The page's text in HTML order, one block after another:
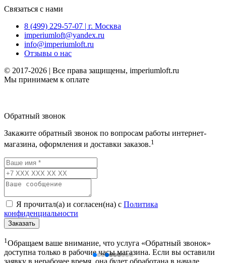
Связаться с нами
8 (499) 229-57-07 | г. Москва
imperiumloft@yandex.ru
info@imperiumloft.ru
Отзывы о нас
© 2017-2026 | Все права защищены, imperiumloft.ru
Мы принимаем к оплате
Обратный звонок
Закажите обратный звонок по вопросам работы интернет-
магазина, оформления и доставки заказов.1
Я прочитал(а) и согласен(на) с Политика
конфиденциальности
Заказать
1 Обращаем ваше внимание, что услуга «Обратный звонок»
доступна только в рабочие часы магазина. Если вы оставили
заявку в нерабочее время, она будет обработана в начале